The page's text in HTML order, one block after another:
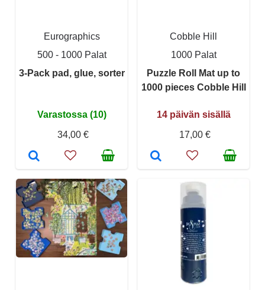
Eurographics
500 - 1000 Palat
3-Pack pad, glue, sorter
Varastossa (10)
34,00 €
Cobble Hill
1000 Palat
Puzzle Roll Mat up to
1000 pieces Cobble Hill
14 päivän sisällä
17,00 €